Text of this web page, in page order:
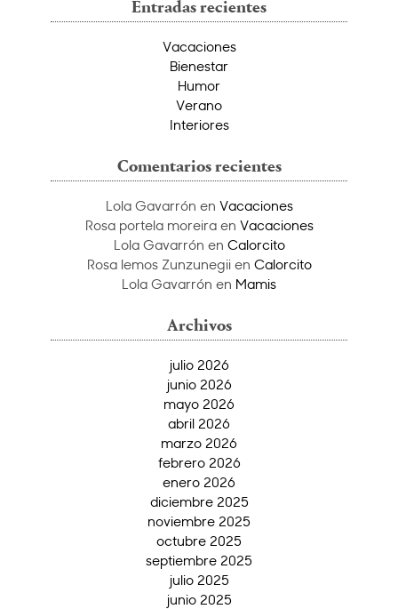
Entradas recientes
Vacaciones
Bienestar
Humor
Verano
Interiores
Comentarios recientes
Lola Gavarrón en Vacaciones
Rosa portela moreiraen Vacaciones
Lola Gavarrón en Calorcito
Rosa lemos Zunzunegiien Calorcito
Lola Gavarrón en Mamis
Archivos
julio 2026
junio 2026
mayo 2026
abril 2026
marzo 2026
febrero 2026
enero 2026
diciembre 2025
noviembre 2025
octubre 2025
septiembre 2025
julio 2025
junio 2025